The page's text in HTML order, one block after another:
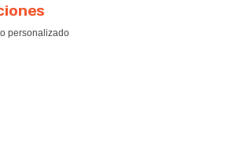
personalizado